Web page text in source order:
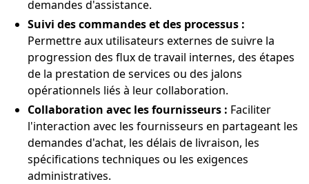
demandes d'assistance.
Suivi des commandes et des processus :
Permettre aux utilisateurs externes de suivre la
progression des flux de travail internes, des étapes
de la prestation de services ou des jalons
opérationnels liés à leur collaboration.
Collaboration avec les fournisseurs : Faciliter
l'interaction avec les fournisseurs en partageant les
demandes d'achat, les délais de livraison, les
spécifications techniques ou les exigences
administratives.